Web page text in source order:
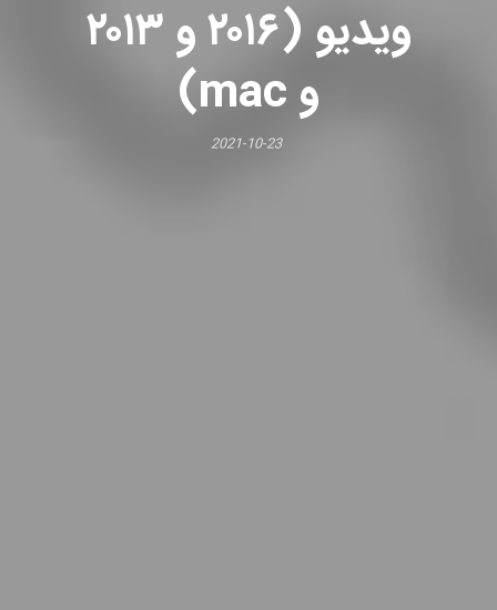
ویدیو (۲۰۱۶ و ۲۰۱۳
و mac)
2021-10-23